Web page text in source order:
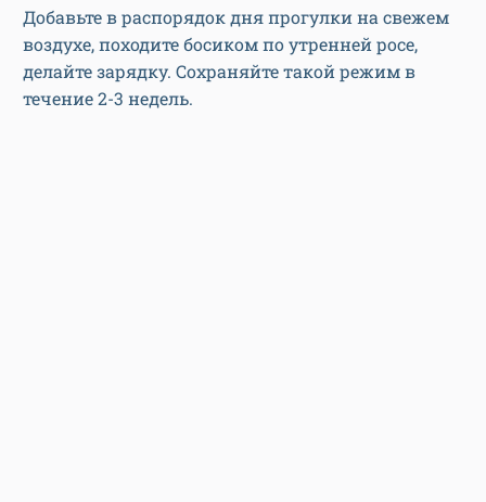
Добавьте в распорядок дня прогулки на свежем
воздухе, походите босиком по утренней росе,
делайте зарядку. Сохраняйте такой режим в
течение 2-3 недель.